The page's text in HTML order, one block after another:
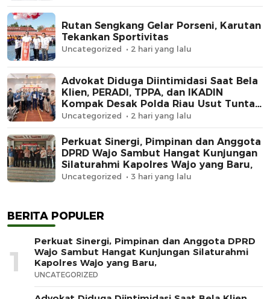
Rutan Sengkang Gelar Porseni, Karutan
Tekankan Sportivitas
Uncategorized 2 hari yang lalu
Advokat Diduga Diintimidasi Saat Bela
Klien, PERADI, TPPA, dan IKADIN
Kompak Desak Polda Riau Usut Tuntas
Dugaan Premanisme
Uncategorized 2 hari yang lalu
Perkuat Sinergi, Pimpinan dan Anggota
DPRD Wajo Sambut Hangat Kunjungan
Silaturahmi Kapolres Wajo yang Baru,
Uncategorized 3 hari yang lalu
BERITA POPULER
1
Perkuat Sinergi, Pimpinan dan Anggota DPRD
Wajo Sambut Hangat Kunjungan Silaturahmi
Kapolres Wajo yang Baru,
UNCATEGORIZED